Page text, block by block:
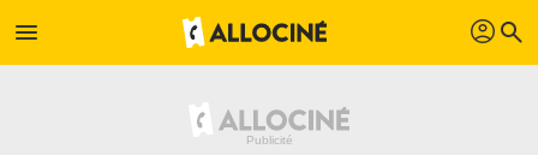
menu profil search